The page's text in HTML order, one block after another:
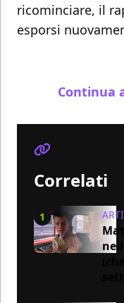
ricominciare, il
esporsi
Continua
Correlati
1